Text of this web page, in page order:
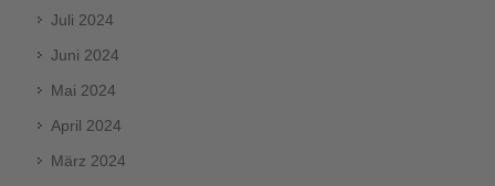
Juli 2024
Juni 2024
Mai 2024
April 2024
März 2024